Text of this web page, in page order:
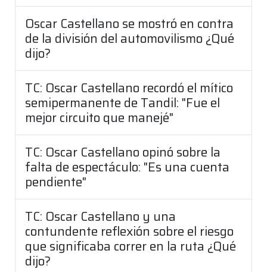
Oscar Castellano se mostró en contra
de la división del automovilismo ¿Qué
dijo?
TC: Oscar Castellano recordó el mítico
semipermanente de Tandil: "Fue el
mejor circuito que manejé"
TC: Oscar Castellano opinó sobre la
falta de espectáculo: "Es una cuenta
pendiente"
TC: Oscar Castellano y una
contundente reflexión sobre el riesgo
que significaba correr en la ruta ¿Qué
dijo?